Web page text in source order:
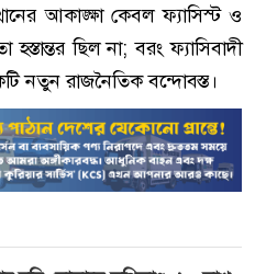
আকাঙ্ক্ষা কেবল ফ্যাসিস্ট ও
ছিল না; বরং ফ্যাসিবাদী
নতুন রাজনৈতিক বন্দোবস্ত।